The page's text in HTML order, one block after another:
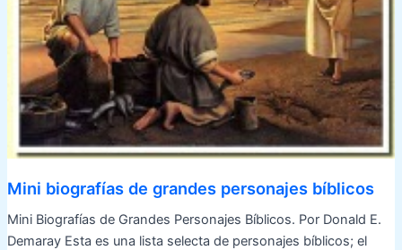
Mini biografías de grandes personajes bíblicos
Mini Biografías de Grandes Personajes Bíblicos. Por Donald E.
Demaray Esta es una lista selecta de personajes bíblicos; el